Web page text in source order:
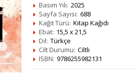
Basım Yılı: 2025
Sayfa Sayısı: 688
Kağıt Türü: Kitap Kağıdı
Ebat: 15,5 x 21,5
Dil: Türkçe
Cilt Durumu: Ciltli
ISBN: 9786255982131